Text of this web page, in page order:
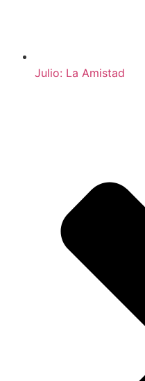
Julio: La Amistad